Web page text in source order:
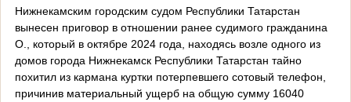
Нижнекамским городским судом Республики Татарстан
вынесен приговор в отношении ранее судимого гражданина
О., который в октябре 2024 года, находясь возле одного из
домов города Нижнекамск Республики Татарстан тайно
похитил из кармана куртки потерпевшего сотовый телефон,
причинив материальный ущерб на общую сумму 16040